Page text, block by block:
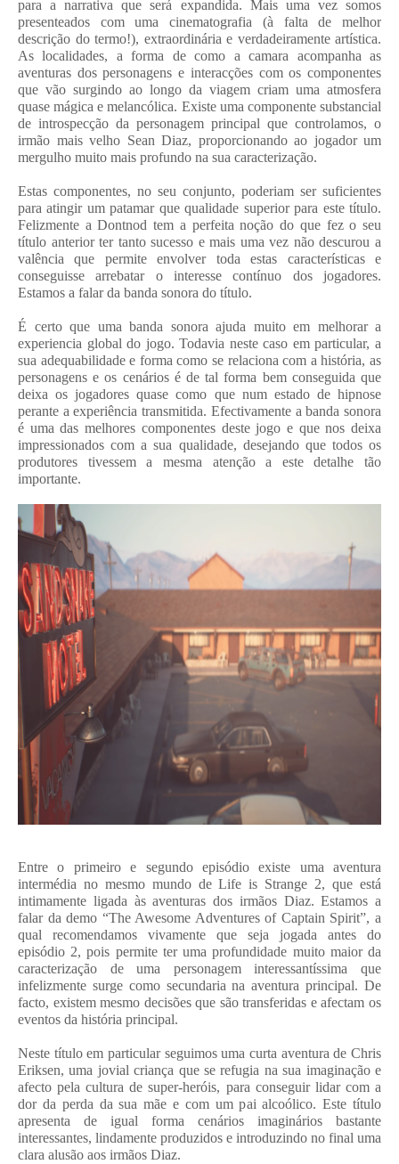
para a narrativa que será expandida. Mais uma vez somos
presenteados com uma cinematografia (à falta de melhor
descrição do termo!), extraordinária e verdadeiramente artística.
As localidades, a forma de como a camara acompanha as
aventuras dos personagens e interacções com os componentes
que vão surgindo ao longo da viagem criam uma atmosfera
quase mágica e melancólica. Existe uma componente substancial
de introspecção da personagem principal que controlamos, o
irmão mais velho Sean Diaz, proporcionando ao jogador um
mergulho muito mais profundo na sua caracterização.
Estas componentes, no seu conjunto, poderiam ser suficientes
para atingir um patamar que qualidade superior para este título.
Felizmente a Dontnod tem a perfeita noção do que fez o seu
título anterior ter tanto sucesso e mais uma vez não descurou a
valência que permite envolver toda estas características e
conseguisse arrebatar o interesse contínuo dos jogadores.
Estamos a falar da banda sonora do título.
É certo que uma banda sonora ajuda muito em melhorar a
experiencia global do jogo. Todavia neste caso em particular, a
sua adequabilidade e forma como se relaciona com a história, as
personagens e os cenários é de tal forma bem conseguida que
deixa os jogadores quase como que num estado de hipnose
perante a experiência transmitida. Efectivamente a banda sonora
é uma das melhores componentes deste jogo e que nos deixa
impressionados com a sua qualidade, desejando que todos os
produtores tivessem a mesma atenção a este detalhe tão
importante.
Entre o primeiro e segundo episódio existe uma aventura
intermédia no mesmo mundo de Life is Strange 2, que está
intimamente ligada às aventuras dos irmãos Diaz. Estamos a
falar da demo “The Awesome Adventures of Captain Spirit”, a
qual recomendamos vivamente que seja jogada antes do
episódio 2, pois permite ter uma profundidade muito maior da
caracterização de uma personagem interessantíssima que
infelizmente surge como secundaria na aventura principal. De
facto, existem mesmo decisões que são transferidas e afectam os
eventos da história principal.
Neste título em particular seguimos uma curta aventura de Chris
Eriksen, uma jovial criança que se refugia na sua imaginação e
afecto pela cultura de super-heróis, para conseguir lidar com a
dor da perda da sua mãe e com um pai alcoólico. Este título
apresenta de igual forma cenários imaginários bastante
interessantes, lindamente produzidos e introduzindo no final uma
clara alusão aos irmãos Diaz.